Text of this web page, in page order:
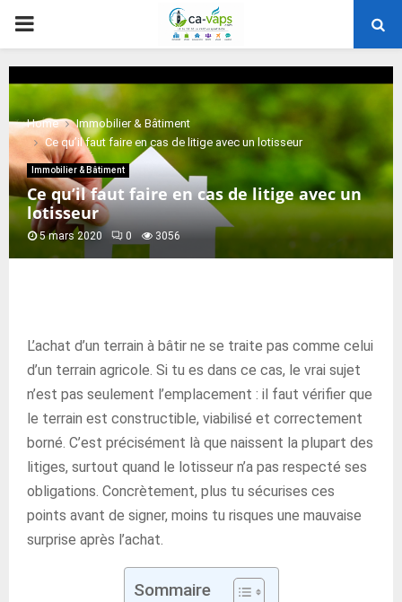
PRIMARY
MENU
Home
Immobilier & Bâtiment
Ce qu’il faut faire en cas de litige avec un lotisseur
Immobilier & Bâtiment
Ce qu’il faut faire en cas de litige avec un
lotisseur
5 mars 2020 0 3056
L’achat d’un terrain à bâtir ne se traite pas comme celui
d’un terrain agricole. Si tu es dans ce cas, le vrai sujet
n’est pas seulement l’emplacement : il faut vérifier que
le terrain est constructible, viabilisé et correctement
borné. C’est précisément là que naissent la plupart des
litiges, surtout quand le lotisseur n’a pas respecté ses
obligations. Concrètement, plus tu sécurises ces
points avant de signer, moins tu risques une mauvaise
surprise après l’achat.
Sommaire